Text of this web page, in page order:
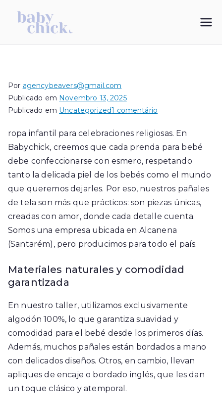
conteúdo
Por agencybeavers@gmail.com
Publicado em Novembro 13, 2025
Publicado em Uncategorized1 comentário
infantil
para
celebraciones
religiosas
ropa infantil para celebraciones religiosas. En
Babychick, creemos que cada prenda para bebé
debe confeccionarse con esmero, respetando
tanto la delicada piel de los bebés como el mundo
que queremos dejarles. Por eso, nuestros pañales
de tela son más que prácticos: son piezas únicas,
creadas con amor, donde cada detalle cuenta.
Somos una empresa ubicada en Alcanena
(Santarém), pero producimos para todo el país.
Materiales naturales y comodidad
garantizada
En nuestro taller, utilizamos exclusivamente
algodón 100%, lo que garantiza suavidad y
comodidad para el bebé desde los primeros días.
Además, muchos pañales están bordados a mano
con delicados diseños. Otros, en cambio, llevan
apliques de encaje o bordado inglés, que les dan
un toque clásico y atemporal.